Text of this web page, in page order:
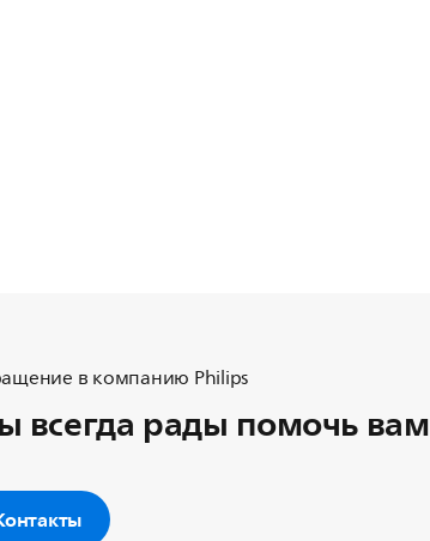
в компанию Philips
всегда рады помочь вам